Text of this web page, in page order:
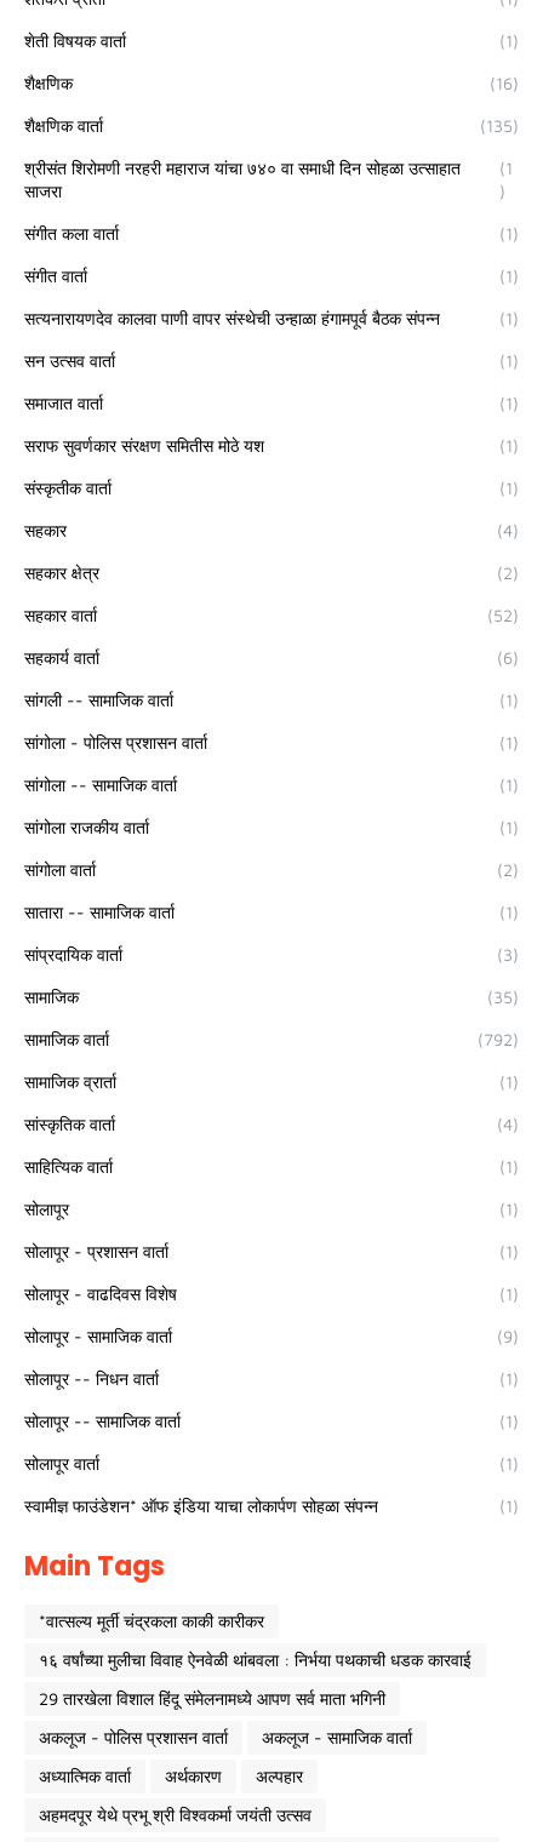
शेती विषयक वार्ता (1)
शैक्षणिक (16)
शैक्षणिक वार्ता (135)
श्रीसंत शिरोमणी नरहरी महाराज यांचा ७४० वा समाधी दिन सोहळा उत्साहात
साजरा
(1
)
संगीत कला वार्ता (1)
संगीत वार्ता (1)
सत्यनारायणदेव कालवा पाणी वापर संस्थेची उन्हाळा हंगामपूर्व बैठक संपन्न (1)
सन उत्सव वार्ता (1)
समाजात वार्ता (1)
सराफ सुवर्णकार संरक्षण समितीस मोठे यश (1)
संस्कृतीक वार्ता (1)
सहकार (4)
सहकार क्षेत्र (2)
सहकार वार्ता (52)
सहकार्य वार्ता (6)
सांगली -- सामाजिक वार्ता (1)
सांगोला - पोलिस प्रशासन वार्ता (1)
सांगोला -- सामाजिक वार्ता (1)
सांगोला राजकीय वार्ता (1)
सांगोला वार्ता (2)
सातारा -- सामाजिक वार्ता (1)
सांप्रदायिक वार्ता (3)
सामाजिक (35)
सामाजिक वार्ता (792)
सामाजिक व्रार्ता (1)
सांस्कृतिक वार्ता (4)
साहित्यिक वार्ता (1)
सोलापूर (1)
सोलापूर - प्रशासन वार्ता (1)
सोलापूर - वाढदिवस विशेष (1)
सोलापूर - सामाजिक वार्ता (9)
सोलापूर -- निधन वार्ता (1)
सोलापूर -- सामाजिक वार्ता (1)
सोलापूर वार्ता (1)
स्वामीज्ञ फाउंडेशन* ऑफ इंडिया याचा लोकार्पण सोहळा संपन्न (1)
Main Tags
*वात्सल्य मूर्ती चंद्रकला काकी कारीकर
१६ वर्षांच्या मुलीचा विवाह ऐनवेळी थांबवला : निर्भया पथकाची धडक कारवाई
29 तारखेला विशाल हिंदू संमेलनामध्ये आपण सर्व माता भगिनी
अकलूज - पोलिस प्रशासन वार्ता
अकलूज - सामाजिक वार्ता
अध्यात्मिक वार्ता
अर्थकारण
अल्पहार
अहमदपूर येथे प्रभू श्री विश्वकर्मा जयंती उत्सव